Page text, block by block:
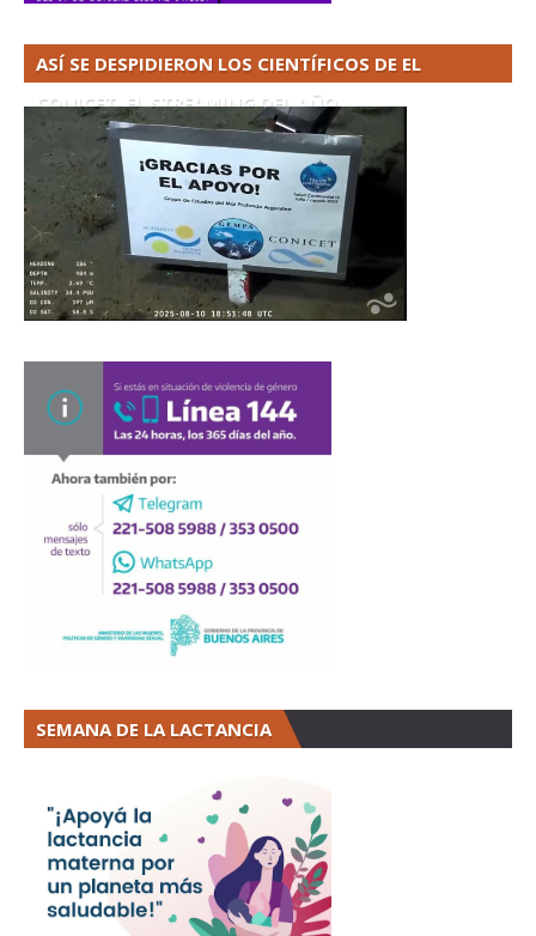
ASÍ SE DESPIDIERON LOS CIENTÍFICOS DE EL
CONICET. EL STREAMING DEL AÑO
SEMANA DE LA LACTANCIA